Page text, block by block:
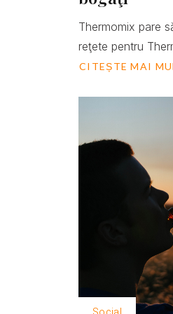
Thermomix pare
reţete pentru
CITEȘTE MAI